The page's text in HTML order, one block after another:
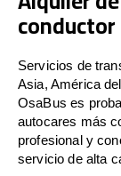
Servicios de
Asia, América
OsaBus es
autocares más
profesional y
servicio de alta